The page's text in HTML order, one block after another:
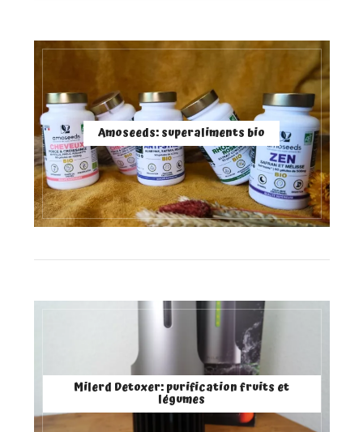
Amoseeds: superaliments bio
Milerd Detoxer: purification fruits et
légumes